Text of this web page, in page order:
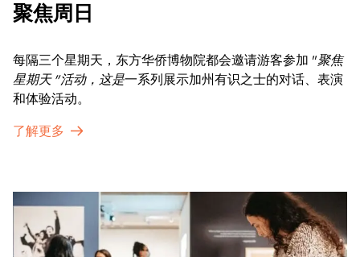
聚焦周日
每隔三个星期天，东方华侨博物院都会邀请游客参加 "聚焦
星期天 "活动，这是一系列展示加州有识之士的对话、表演
和体验活动。
了解更多